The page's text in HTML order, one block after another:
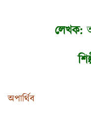
লেখক:
অপার্থিব